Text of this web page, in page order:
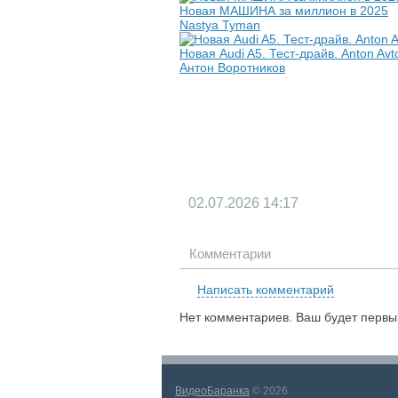
Новая МАШИНА за миллион в 2025
Nastya Tyman
Новая Audi A5. Тест-драйв. Anton
Антон Воротников
02.07.2026 14:17
Комментарии
Написать комментарий
Нет комментариев. Ваш будет
ВидеоБаранка © 2026